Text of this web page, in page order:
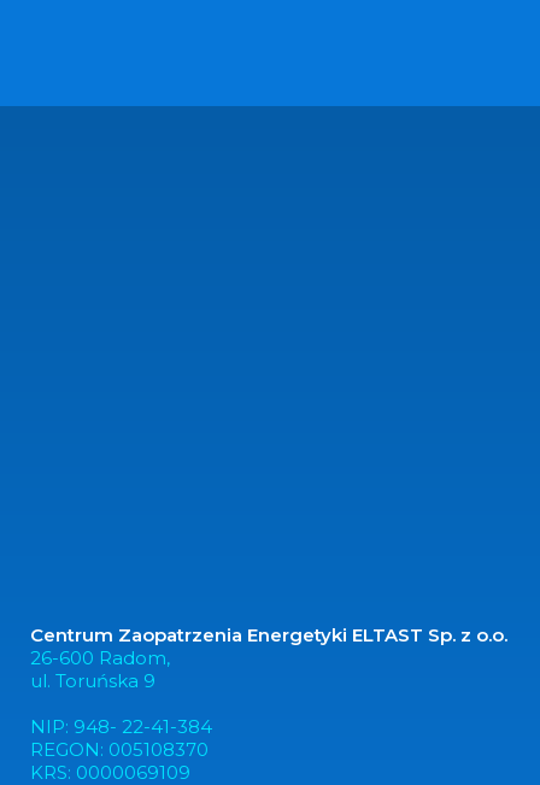
Centrum Zaopatrzenia Energetyki ELTAST Sp. z o.o.
26-600 Radom,
ul. Toruńska 9
NIP: 948- 22-41-384
REGON: 005108370
KRS: 0000069109